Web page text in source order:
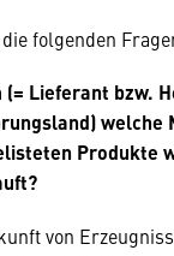
folgenden
(= Lieferant bzw.
welche
Produkte
von